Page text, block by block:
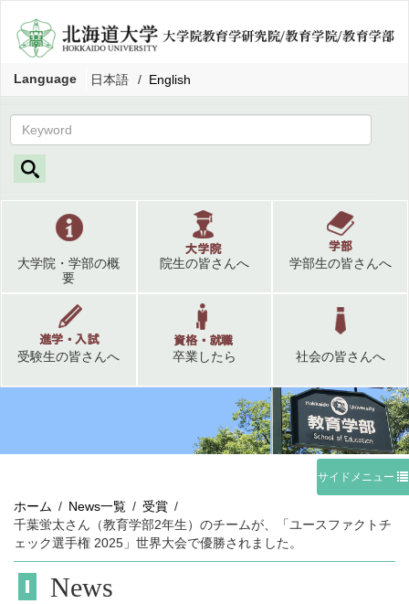
Language 日本語 English
大学院・学部の概
要
院生の皆さんへ 学部生の皆さんへ
受験生の皆さんへ 卒業したら 社会の皆さんへ
サイドメニュー
ホーム News一覧
受賞
千葉蛍太さん（教育学部2年生）のチームが、「ユースファクトチ
ェック選手権 2025」世界大会で優勝されました。
News